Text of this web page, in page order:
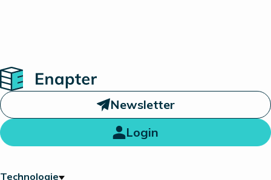
Home
Newsletter
Login
Technologie